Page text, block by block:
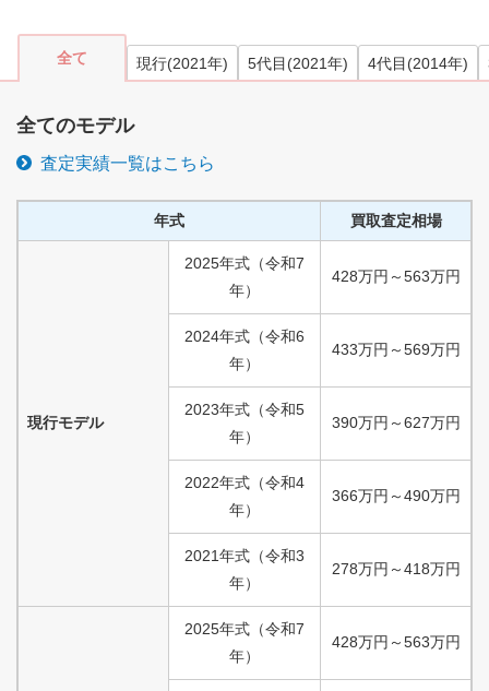
全て 現行(2021年) 5代目 (2021年) 4代目 (2014年)
全てのモデル
査定実績一覧はこちら
年式 買取査定相場
現行モデル
2025年式 （令和7
年）
428万円 ～563万円
2024年式 （令和6
年）
433万円 ～569万円
2023年式 （令和5
年）
390万円 ～627万円
2022年式 （令和4
年）
366万円 ～490万円
2021年式 （令和3
年）
278万円 ～418万円
2025年式 （令和7
年）
428万円 ～563万円